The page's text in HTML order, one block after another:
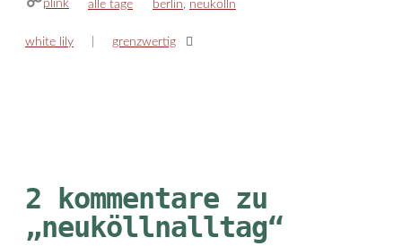
plink kategorien
alle tage schlagwörter
berlin neukölln
white lily grenzwertig
2 kommentare zu
„neuköllnalltag“